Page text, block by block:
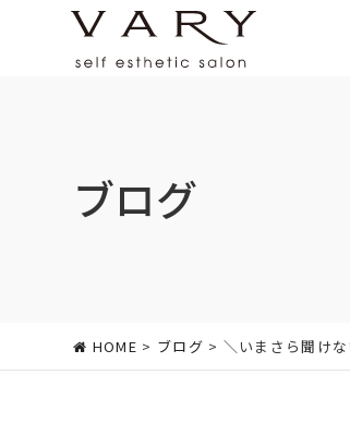
ブログ
HOME > ブログ > ＼いまさら聞け